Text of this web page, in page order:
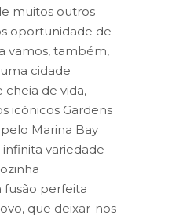
muitos outros
oportunidade de
vamos, também,
cidade
cheia de vida,
icónicos Gardens
Marina Bay
variedade
fusão perfeita
que deixar-nos